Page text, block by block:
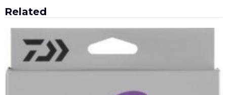
Related